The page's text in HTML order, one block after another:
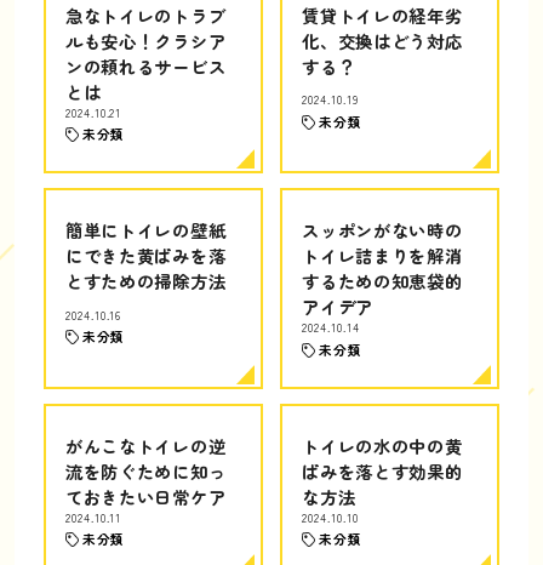
急なトイレのトラブ
ルも安心！クラシア
ンの頼れるサービス
とは
2024.10.21
未分類
賃貸トイレの経年劣
化、交換はどう対応
する？
2024.10.19
未分類
簡単にトイレの壁紙
にできた黄ばみを落
とすための掃除方法
2024.10.16
未分類
スッポンがない時の
トイレ詰まりを解消
するための知恵袋的
アイデア
2024.10.14
未分類
がんこなトイレの逆
流を防ぐために知っ
ておきたい日常ケア
2024.10.11
未分類
トイレの水の中の黄
ばみを落とす効果的
な方法
2024.10.10
未分類